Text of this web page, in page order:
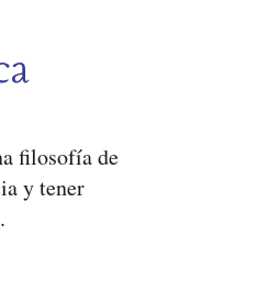
filosofía de
y tener